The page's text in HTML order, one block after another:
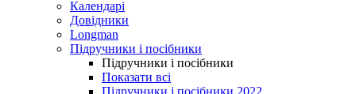
Календарі
Довідники
Longman
Підручники і посібники
Підручники і посібники
Показати всі
Підручники і посібники 2022